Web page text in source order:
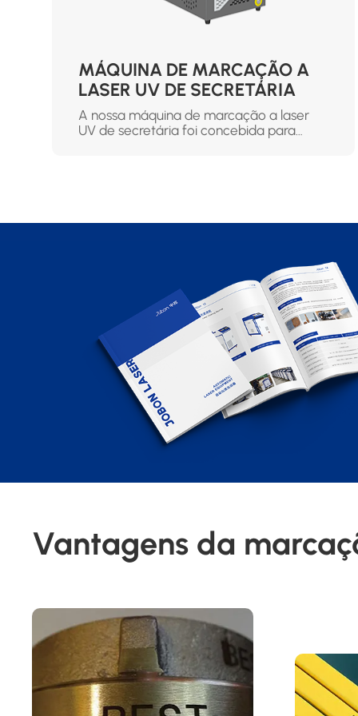
MÁQUINA DE MARCAÇÃO A
LASER UV DE SECRETÁRIA
A nossa máquina de marcação a laser
UV de secretária foi concebida para
produz marcações nítidas, de alto
indústrias que requerem micro-gravação,
gravação fina ou codificação em
superfícies complexas e sensíveis ao
destaca-se pelo seu design compacto
de secretária, baixo consumo de energia
e sistema de arrefecimento a ar sem
manutenção, tornando-a perfeita para
salas limpas, laboratórios e pequenos
ambientes de produção.
Vantagens da